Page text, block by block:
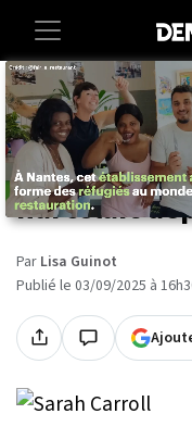
Accueil Societe
Une
par son ex-
harcelait
Par Lisa Guinot
Publié le 03/09/2025 à